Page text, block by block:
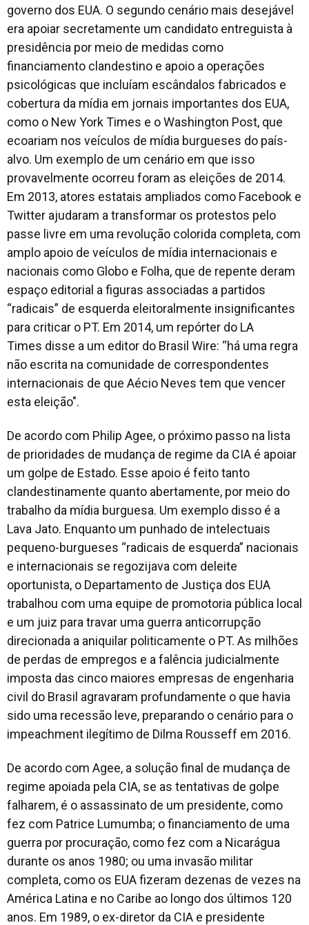
governo dos EUA. O segundo cenário mais desejável
era apoiar secretamente um candidato entreguista à
presidência por meio de medidas como
financiamento clandestino e apoio a operações
psicológicas que incluíam escândalos fabricados e
cobertura da mídia em jornais importantes dos EUA,
como o New York Times e o Washington Post, que
ecoariam nos veículos de mídia burgueses do país-
alvo. Um exemplo de um cenário em que isso
provavelmente ocorreu foram as eleições de 2014.
Em 2013, atores estatais ampliados como Facebook e
Twitter ajudaram a transformar os protestos pelo
passe livre em uma revolução colorida completa, com
amplo apoio de veículos de mídia internacionais e
nacionais como Globo e Folha, que de repente deram
espaço editorial a figuras associadas a partidos
“radicais” de esquerda eleitoralmente insignificantes
para criticar o PT. Em 2014, um repórter do LA
Times disse a um editor do Brasil Wire: “há uma regra
não escrita na comunidade de correspondentes
internacionais de que Aécio Neves tem que vencer
esta eleição".
De acordo com Philip Agee, o próximo passo na lista
de prioridades de mudança de regime da CIA é apoiar
um golpe de Estado. Esse apoio é feito tanto
clandestinamente quanto abertamente, por meio do
trabalho da mídia burguesa. Um exemplo disso é a
Lava Jato. Enquanto um punhado de intelectuais
pequeno-burgueses “radicais de esquerda” nacionais
e internacionais se regozijava com deleite
oportunista, o Departamento de Justiça dos EUA
trabalhou com uma equipe de promotoria pública local
e um juiz para travar uma guerra anticorrupção
direcionada a aniquilar politicamente o PT. As milhões
de perdas de empregos e a falência judicialmente
imposta das cinco maiores empresas de engenharia
civil do Brasil agravaram profundamente o que havia
sido uma recessão leve, preparando o cenário para o
impeachment ilegítimo de Dilma Rousseff em 2016.
De acordo com Agee, a solução final de mudança de
regime apoiada pela CIA, se as tentativas de golpe
falharem, é o assassinato de um presidente, como
fez com Patrice Lumumba; o financiamento de uma
guerra por procuração, como fez com a Nicarágua
durante os anos 1980; ou uma invasão militar
completa, como os EUA fizeram dezenas de vezes na
América Latina e no Caribe ao longo dos últimos 120
anos. Em 1989, o ex-diretor da CIA e presidente